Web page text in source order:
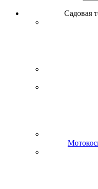
Садовая